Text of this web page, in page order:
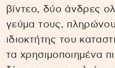
βίντεο, δύο άνδρες
γεύμα τους,
ιδιοκτήτης του
τα χρησιμοποιημένα